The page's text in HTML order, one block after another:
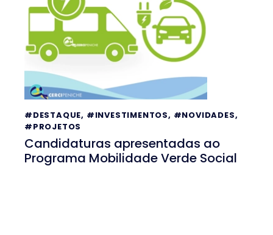
#DESTAQUE, #INVESTIMENTOS, #NOVIDADES,
#PROJETOS
Candidaturas apresentadas ao
Programa Mobilidade Verde Social